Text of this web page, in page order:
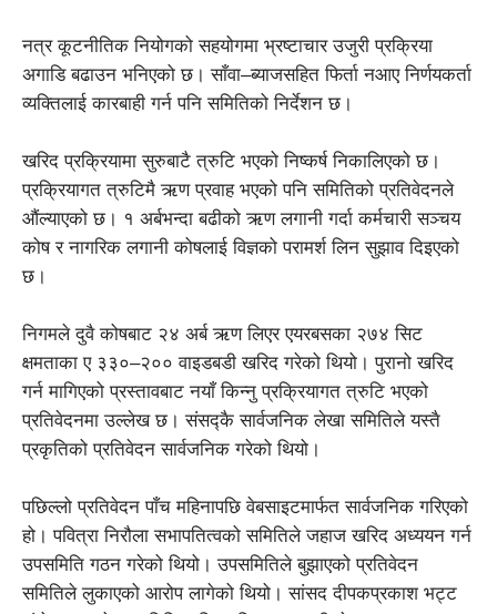
नत्र कूटनीतिक नियोगको सहयोगमा भ्रष्टाचार उजुरी प्रक्रिया
अगाडि बढाउन भनिएको छ। साँवा–ब्याजसहित फिर्ता नआए निर्णयकर्ता
व्यक्तिलाई कारबाही गर्न पनि समितिको निर्देशन छ।
खरिद प्रक्रियामा सुरुबाटै त्रुटि भएको निष्कर्ष निकालिएको छ।
प्रक्रियागत त्रुटिमै ऋण प्रवाह भएको पनि समितिको प्रतिवेदनले
औंल्याएको छ। १ अर्बभन्दा बढीको ऋण लगानी गर्दा कर्मचारी सञ्चय
कोष र नागरिक लगानी कोषलाई विज्ञको परामर्श लिन सुझाव दिइएको
छ।
निगमले दुवै कोषबाट २४ अर्ब ऋण लिएर एयरबसका २७४ सिट
क्षमताका ए ३३०–२०० वाइडबडी खरिद गरेको थियो। पुरानो खरिद
गर्न मागिएको प्रस्तावबाट नयाँ किन्नु प्रक्रियागत त्रुटि भएको
प्रतिवेदनमा उल्लेख छ। संसद्कै सार्वजनिक लेखा समितिले यस्तै
प्रकृतिको प्रतिवेदन सार्वजनिक गरेको थियो।
पछिल्लो प्रतिवेदन पाँच महिनापछि वेबसाइटमार्फत सार्वजनिक गरिएको
हो। पवित्रा निरौला सभापतित्वको समितिले जहाज खरिद अध्ययन गर्न
उपसमिति गठन गरेको थियो। उपसमितिले बुझाएको प्रतिवेदन
समितिले लुकाएको आरोप लागेको थियो। सांसद दीपकप्रकाश भट्ट